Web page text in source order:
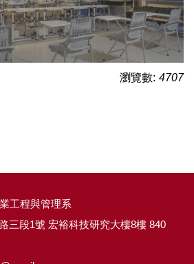
瀏覽數: 4707
工程與管理系
三段1號 宏裕科技研究大樓8樓 840